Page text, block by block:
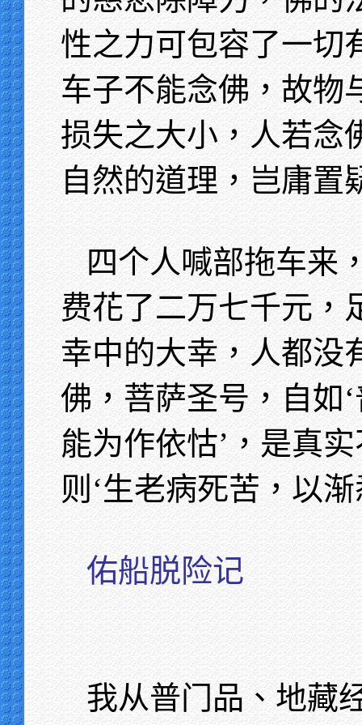
性之力可包容了一切
车子不能念佛，故物
损失之大小，人若念
自然的道理，岂庸置
四个人喊部拖车来
费花了二万七千元，
幸中的大幸，人都没
佛，菩萨圣号，自如
能为作依怙’，是真
则‘生老病死苦，以
佑船脱险记
我从普门品、地藏